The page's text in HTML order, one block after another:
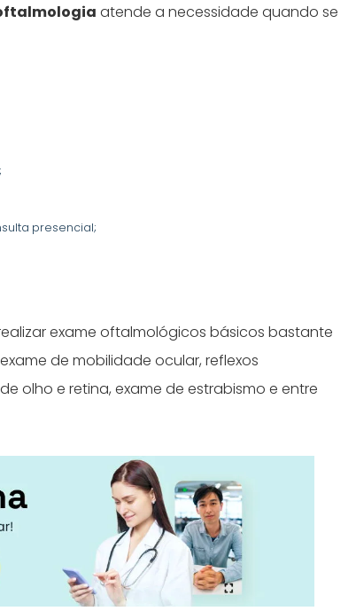
atende a necessidade quando se
presencial;
exame oftalmológicos básicos bastante
de mobilidade ocular, reflexos
olho e retina, exame de estrabismo e entre